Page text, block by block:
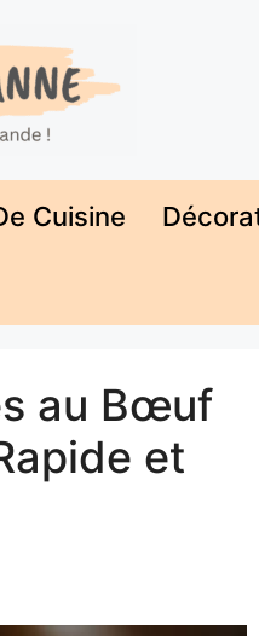
Cuisine
au Bœuf
et